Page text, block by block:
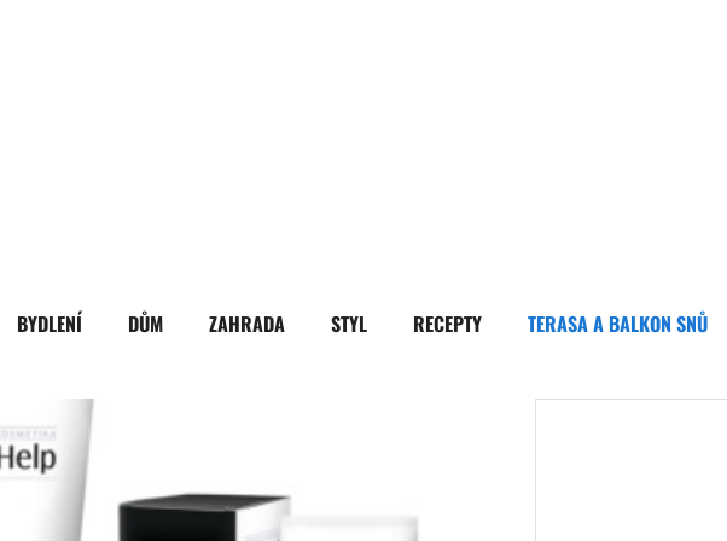
BYDLENÍ DŮM ZAHRADA STYL RECEPTY TERASA A BALKON SNŮ